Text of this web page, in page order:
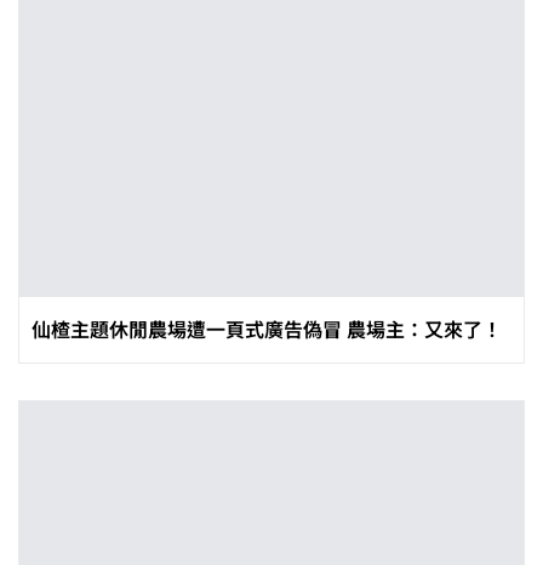
仙楂主題休閒農場遭一頁式廣告偽冒 農場主：又來了！